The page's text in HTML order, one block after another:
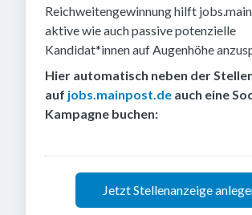
Reichweitengewinnung hilft
aktive wie auch passive potenzielle
Kandidat*innen auf Augenhöhe
Hier automatisch neben der
auf jobs.mainpost.de auch eine
Kampagne buchen:
Jetzt Stellenanzeige